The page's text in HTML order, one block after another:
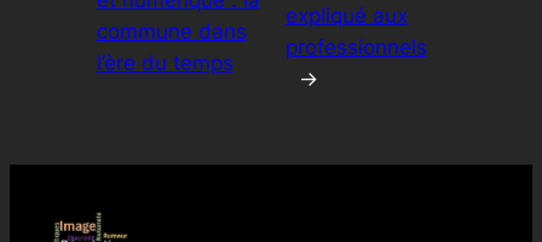
commune dans
l’ère du temps
expliqué aux
professionnels
→